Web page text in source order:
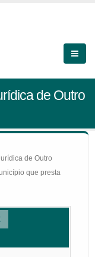
de Outro
de Outro
que presta